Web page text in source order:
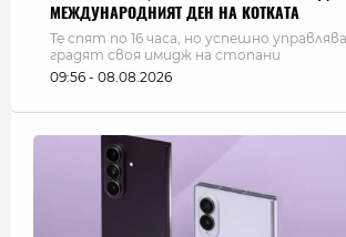
МЕЖДУНАРОДНИЯТ ДЕН НА КОТКАТА
Те спят по 16 часа, но успешно
градят своя имидж на стопани
09:56 - 08.08.2026